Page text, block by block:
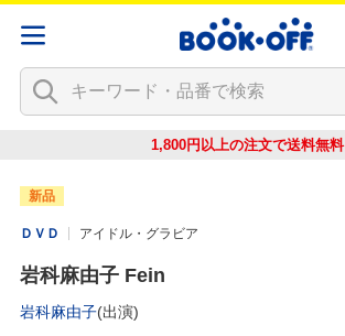
1,800円以上の注文で送料無料
新品
ＤＶＤ アイドル・グラビア
岩科麻由子 Fein
岩科麻由子(出演)